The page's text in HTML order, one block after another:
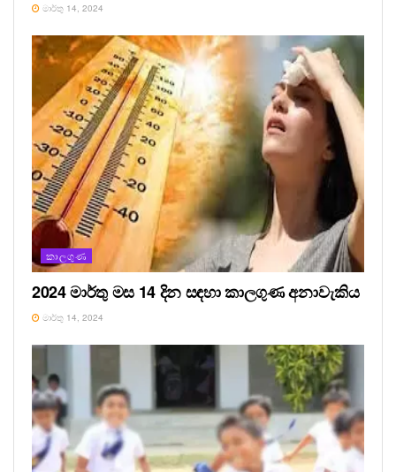
මාර්තු 14, 2024
කාලගුණ
2024 මාර්තු මස 14 දින සඳහා කාලගුණ අනාවැකිය
මාර්තු 14, 2024